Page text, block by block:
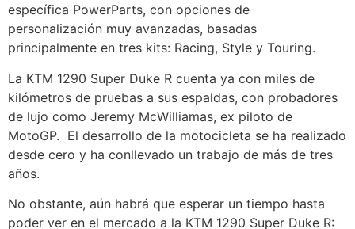
específica PowerParts, con opciones de
personalización muy avanzadas, basadas
principalmente en tres kits: Racing, Style y Touring.
La KTM 1290 Super Duke R cuenta ya con miles de
kilómetros de pruebas a sus espaldas, con probadores
de lujo como Jeremy McWilliamas, ex piloto de
MotoGP. El desarrollo de la motocicleta se ha realizado
desde cero y ha conllevado un trabajo de más de tres
años.
No obstante, aún habrá que esperar un tiempo hasta
poder ver en el mercado a la KTM 1290 Super Duke R: